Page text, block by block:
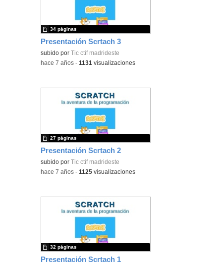
Presentación Scrtach 3
subido por Tic ctif madrideste
34 páginas
-hace 7 años -1131 visualizaciones
Presentación Scrtach 2
subido por Tic ctif madrideste
27 páginas
-hace 7 años -1125 visualizaciones
Presentación Scrtach 1
32 páginas